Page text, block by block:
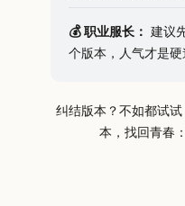
💰 职业服长： 建议
个版本，人气才是硬
纠结版本？不如都试试
本，找回青春：